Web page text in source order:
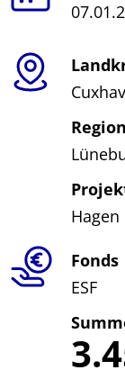
Region
Fonds
ESF